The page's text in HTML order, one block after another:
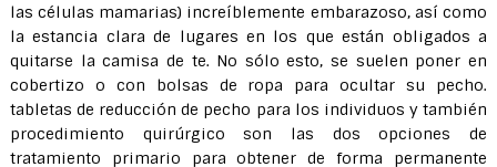
las células mamarias) increíblemente embarazoso, así como
la estancia clara de lugares en los que están obligados a
quitarse la camisa de te. No sólo esto, se suelen poner en
cobertizo o con bolsas de ropa para ocultar su pecho.
tabletas de reducción de pecho para los individuos y también
procedimiento quirúrgico son las dos opciones de
tratamiento primario para obtener de forma permanente